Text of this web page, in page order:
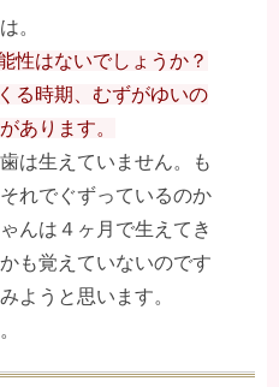
。
性はないでしょうか？
る時期、むずがゆいの
あります。
は生えていません。も
れでぐずっているのか
んは４ヶ月で生えてき
も覚えていないのです
ようと思います。